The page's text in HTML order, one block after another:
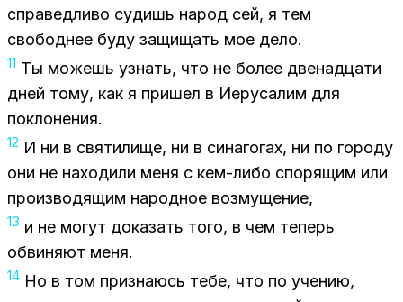
спра­вед­ли­во су­дишь на­род сей, я тем
сво­бод­нее буду за­щи­щать мое дело.
11 Ты мо­жешь узнать, что не бо­лее две­на­дца­ти
дней тому, как я при­шел в Иеру­са­лим для
по­кло­не­ния.
12 И ни в свя­ти­ли­ще, ни в си­на­го­гах, ни по го­ро­ду
они не на­хо­ди­ли меня с кем-либо спо­ря­щим или
про­из­во­дя­щим на­род­ное воз­му­ще­ние,
13 и не мо­гут до­ка­зать того, в чем те­перь
об­ви­ня­ют меня.
14 Но в том при­зна­юсь тебе, что по уче­нию,